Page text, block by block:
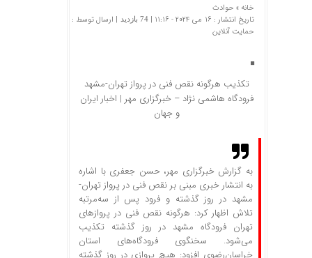
خانه » حوادث
تاریخ انتشار : 16 می 2024 - 11:16 |
74 بازدید
| ارسال توسط :
حمایت آنلاین
تکذیب هرگونه نقص فنی در پرواز تهران-مشهد
فرودگاه هاشمی نژاد – خبرگزاری مهر | اخبار ایران
و جهان
به گزارش خبرگزاری مهر، حسن جعفری با اشاره
به انتشار خبری مبنی بر نقص فنی در پرواز تهران-
مشهد در روز گذشته و فرود پس از سه‌مرتبه
تلاش اظهار کرد: هرگونه نقص فنی در پروازهای
تهران فرودگاه مشهد در روز گذشته تکذیب
می‌شود. سخنگوی فرودگاه‌های استان
خراسان‌رضوی افزود: هیچ پروازی در روز گذشته